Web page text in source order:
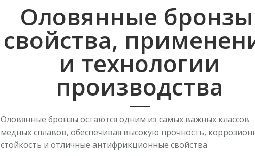
Оловянные
свойства,
и технологии
производства
Оловянные бронзы остаются одним из самых важных классов
медных сплавов, обеспечивая высокую прочность,
стойкость и отличные антифрикционные свойства